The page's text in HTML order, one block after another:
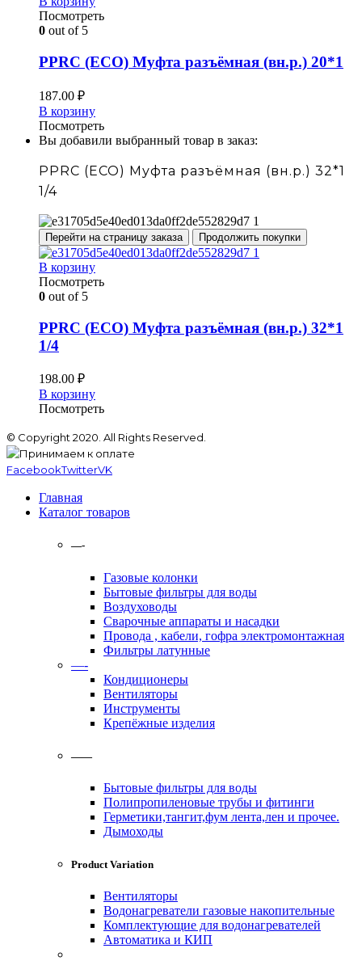
Посмотреть
0 out of 5
PPRC (ECO) Муфта разъёмная (вн.р.) 20*1
187.00 ₽
В корзину
Посмотреть
Вы добавили выбранный товар в заказ:
PPRC (ECO) Муфта разъёмная (вн.р.) 32*1
1/4
Перейти на страницу заказа Продолжить покупки
В корзину
Посмотреть
0 out of 5
PPRC (ECO) Муфта разъёмная (вн.р.) 32*1
1/4
198.00 ₽
В корзину
Посмотреть
© Copyright 2020. All Rights Reserved.
FacebookTwitterVK
Главная
Каталог товаров
—-
Газовые колонки
Бытовые фильтры для воды
Воздуховоды
Сварочные аппараты и насадки
Провода , кабели, гофра электромонтажная
Фильтры латунные
—-
Кондиционеры
Вентиляторы
Инструменты
Крепёжные изделия
——
Бытовые фильтры для воды
Полипропиленовые трубы и фитинги
Герметики,тангит,фум лента,лен и прочее.
Дымоходы
Product Variation
Вентиляторы
Водонагреватели газовые накопительные
Комплектующие для водонагревателей
Автоматика и КИП